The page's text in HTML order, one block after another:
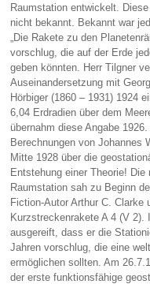
Raumstation entwickelt.
nicht bekannt. Bekannt war
„Die Rakete zu den
vorschlug, die auf der Erde
geben könnten. Herr Tilgner
Auseinandersetzung mit
Hörbiger (1860 – 1931) 1924
6,04 Erdradien über dem
übernahm diese Angabe
Berechnungen von Johannes
Mitte 1928 über die
Entstehung einer Theorie!
Raumstation sah zu Beginn
Fiction-Autor Arthur C. Clarke
Kurzstreckenrakete A 4 (V 2).
ausgereift, dass er die
Jahren vorschlug, die eine
ermöglichen sollten. Am
der erste funktionsfähige